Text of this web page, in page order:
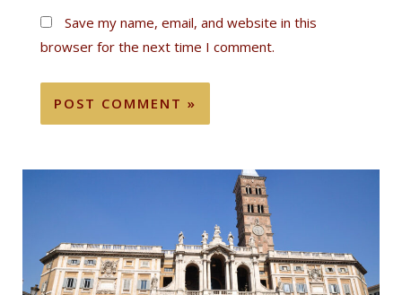
Save my name, email, and website in this
browser for the next time I comment.